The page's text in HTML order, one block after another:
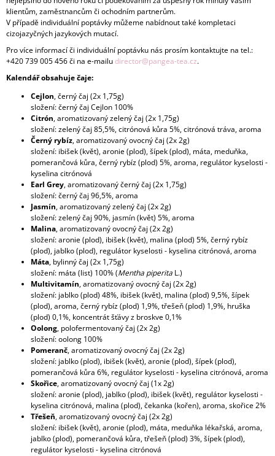
klientům, zaměstnancům či ochodním partnerům.
V případě individuální poptávky můžeme nabídnout také kompletaci
cizojazyčných jazykových mutací.
Pro více informací či individuální poptávku nás prosím kontaktujte na tel.:
+420 739 005 456 či na e-mailu director@pangea-tea.cz.
Kalendář obsahuje čaje:
Cejlon, černý čaj (2x 1,75g)
složení: černý čaj Cejlon 100%
Citrón, aromatizovaný zelený čaj (2x 1,75g)
složení: zelený čaj 85,5%, citrónová kůra 5%, citrónová tráva, aroma
Černý rybíz, aromatizovaný ovocný čaj (2x 2g)
složení: ibišek (květ), aronie (plod), šípek (plod), máta, meduňka,
pomerančová kůra, černý rybíz (plod) 5%, aroma, regulátor kyselosti -
kyselina citrónová
Earl Grey, aromatizovaný černý čaj (2x 1,75g)
složení: černý čaj 96,5%, aroma
Jasmín, aromatizovaný zelený čaj (2x 2g)
složení: zelený čaj 90%, jasmín (květ) 5%, aroma
Malina, aromatizovaný ovocný čaj (2x 2g)
složení: aronie (plod), ibišek (květ), malina (plod) 5%, černý rybíz
(plod), jablko (plod), regulátor kyselosti - kyselina citrónová, aroma
Máta, bylinný čaj (2x 1,75g)
složení: máta (list) 100% (Mentha piperita L.)
Multivitamín, aromatizovaný ovocný čaj (2x 2g)
složení: jablko (plod) 48%, ibišek (květ), malina (plod) 9,5%, šípek
(plod), aroma, černý rybíz (plod) 1,9%, třešeň (plod) 1,9%, hruška
(plod) 0,1%, koncentrát šťávy z broskve 0,1%
Oolong, polofermentovaný čaj (2x 2g)
složení: oolong 100%
Pomeranč, aromatizovaný ovocný čaj (2x 2g)
složení: jablko (plod), ibišek (květ), aronie (plod), šípek (plod),
pomerančová kůra 6%, regulátor kyselosti - kyselina citrónová, aroma
Skořice, aromatizovaný ovocný čaj (1x 2g)
složení: aronie (plod), jablko (plod), ibišek (květ), regulátor kyselosti -
kyselina citrónová, malina (plod), čekanka (kořen), aroma, skořice 2%
Třešeň, aromatizovaný ovocný čaj (2x 2g)
složení: ibišek (květ), aronie (plod), máta, meduňka lékařská, aroma,
jablko (plod), pomerančová kůra, třešeň (plod) 3%, šípek (plod),
regulátor kyselosti - kyselina citrónová